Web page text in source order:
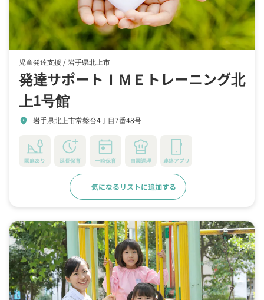
児童発達支援 /岩手県北上市
発達サポートＩＭＥトレーニング北
上1号館
location_on 岩手県北上市常盤台4丁目7番48号
園庭あり 延長保育 一時保育 自園調理 連絡アプリ
気になるリストに追加する